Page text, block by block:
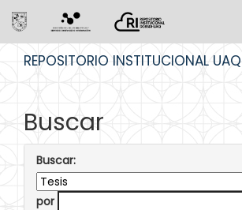
REPOSITORIO INSTITUCIONAL UAQ
Buscar
Buscar:
por